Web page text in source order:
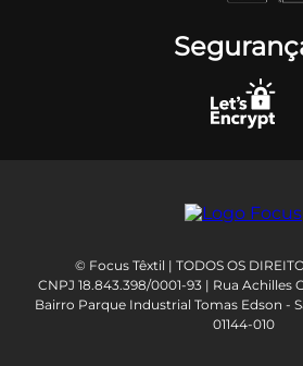
© Focus Têxtil | TODOS OS
CNPJ 18.843.398/0001-93 | Rua Achilles
Bairro Parque Industrial Tomas Edson -
01144-010